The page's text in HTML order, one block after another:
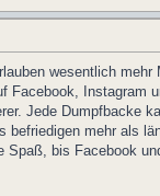
wesentlich
Jede Dumpfbacke
mehr als
bis Facebook